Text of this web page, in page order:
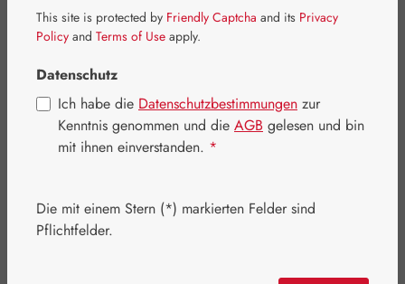
Regulärer Preis:
23,90 €
This site is protected by Friendly Captcha and its Privacy
Policy and Terms of Use apply.
Datenschutz
Ich habe die Datenschutzbestimmungen zur
Kenntnis genommen und die AGB gelesen und bin
mit ihnen einverstanden. *
Die mit einem Stern (*) markierten Felder sind
Pflichtfelder.